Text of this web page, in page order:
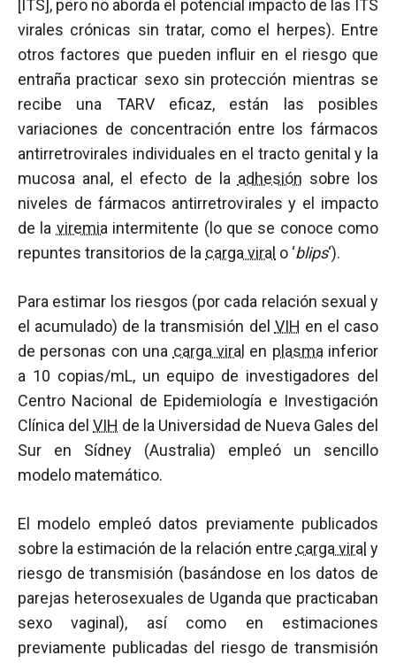
[ITS], pero no aborda el potencial impacto de las ITS
virales crónicas sin tratar, como el herpes). Entre
otros factores que pueden influir en el riesgo que
entraña practicar sexo sin protección mientras se
recibe una TARV eficaz, están las posibles
variaciones de concentración entre los fármacos
antirretrovirales individuales en el tracto genital y la
mucosa anal, el efecto de la adhesión sobre los
niveles de fármacos antirretrovirales y el impacto
de la viremia intermitente (lo que se conoce como
repuntes transitorios de la carga viral o ‘blips‘).
Para estimar los riesgos (por cada relación sexual y
el acumulado) de la transmisión del VIH en el caso
de personas con una carga viral en plasma inferior
a 10 copias/mL, un equipo de investigadores del
Centro Nacional de Epidemiología e Investigación
Clínica del VIH de la Universidad de Nueva Gales del
Sur en Sídney (Australia) empleó un sencillo
modelo matemático.
El modelo empleó datos previamente publicados
sobre la estimación de la relación entre carga viral y
riesgo de transmisión (basándose en los datos de
parejas heterosexuales de Uganda que practicaban
sexo vaginal), así como en estimaciones
previamente publicadas del riesgo de transmisión